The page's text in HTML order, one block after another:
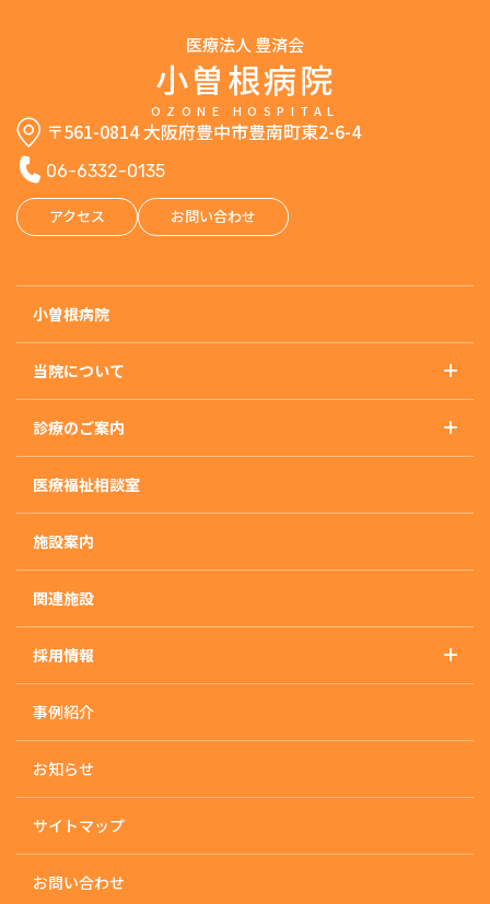
医療法人 豊済会
小曽根病院
OZONE HOSPITAL
〒561-0814 大阪府豊中市豊南町東2-6-4
06-6332-0135
アクセス お問い合わせ
小曽根病院
当院について
基本理念
概要・沿革・施設基準
診療のご案内
診療のご案内トップ
精神科
入院治療について
入・退院の流れ
入院生活について
デイケア/ナイトケア
活動状況
各課のサポート体制
医療福祉相談室
施設案内
関連施設
採用情報
採用情報トップ
採用に関するお知らせ
事例紹介
お知らせ
サイトマップ
お問い合わせ